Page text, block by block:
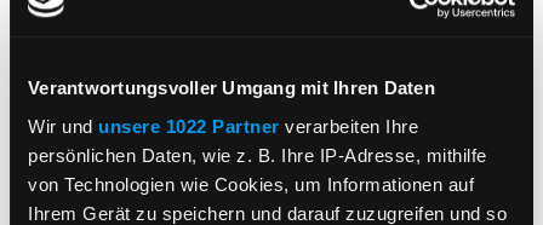
Verantwortungsvoller Umgang mit Ihren Daten
Wir und unsere 1022 Partner verarbeiten Ihre
persönlichen Daten, wie z. B. Ihre IP-Adresse, mithilfe
von Technologien wie Cookies, um Informationen auf
Ihrem Gerät zu speichern und darauf zuzugreifen und so